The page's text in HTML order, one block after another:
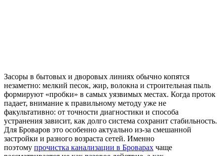
Засоры в бытовых и дворовых линиях обычно копятся
незаметно: мелкий песок, жир, волокна и строительная пыль
формируют «пробки» в самых уязвимых местах. Когда проток
падает, внимание к правильному методу уже не
факультативно: от точности диагностики и способа
устранения зависит, как долго система сохранит стабильность.
Для Броваров это особенно актуально из‑за смешанной
застройки и разного возраста сетей. Именно
поэтому прочистка канализации в Броварах чаще